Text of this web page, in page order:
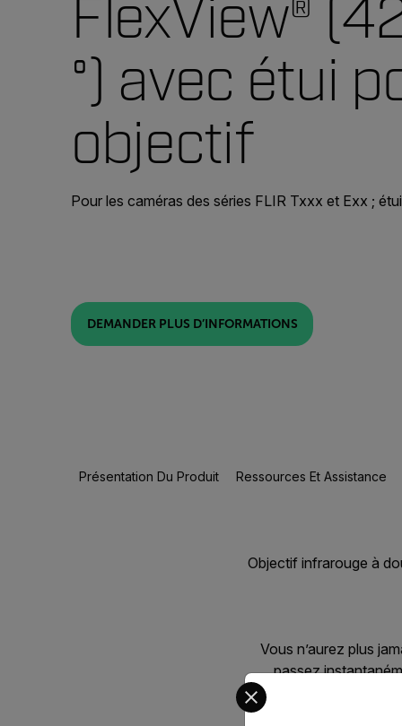
FlexView®
°) avec étui
objectif
Pour les caméras des séries FLIR Txxx et Exx ;
DEMANDER PLUS D’INFORMATIONS
Présentation Du Produit Ressources Et Assistance
Objectif infrarouge à
Vous n’aurez plus
passez
Select your preferred